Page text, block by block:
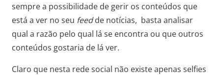
sempre a possibilidade de gerir os conteúdos que
está a ver no seu feedde notícias, basta analisar
qual a razão pelo qual lá se encontra ou que outros
conteúdos gostaria de lá ver.
Claro que nesta rede social não existe apenas selfies